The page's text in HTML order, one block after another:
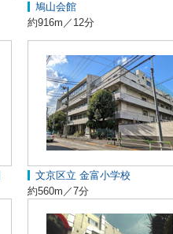
鳩山会館
約916m／12分
文京区立 金富小学校
約560m／7分